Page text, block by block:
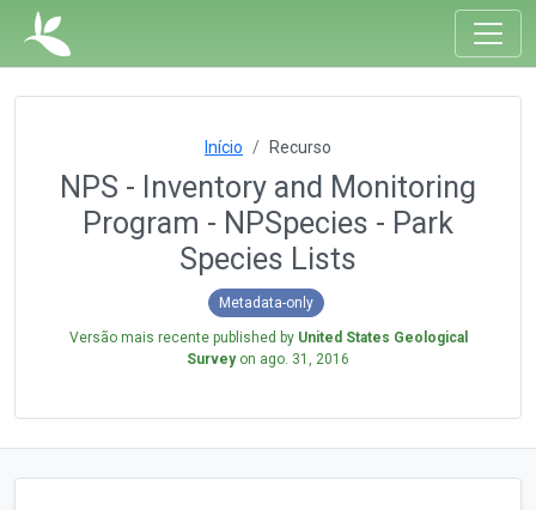
Início Recurso
NPS - Inventory and Monitoring
Program - NPSpecies - Park
Species Lists
Metadata-only
Versão mais recente published by United States Geological
Surveyon ago. 31, 2016